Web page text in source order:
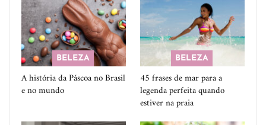
BELEZA
A história da Páscoa no Brasil
e no mundo
BELEZA
45 frases de mar para a
legenda perfeita quando
estiver na praia